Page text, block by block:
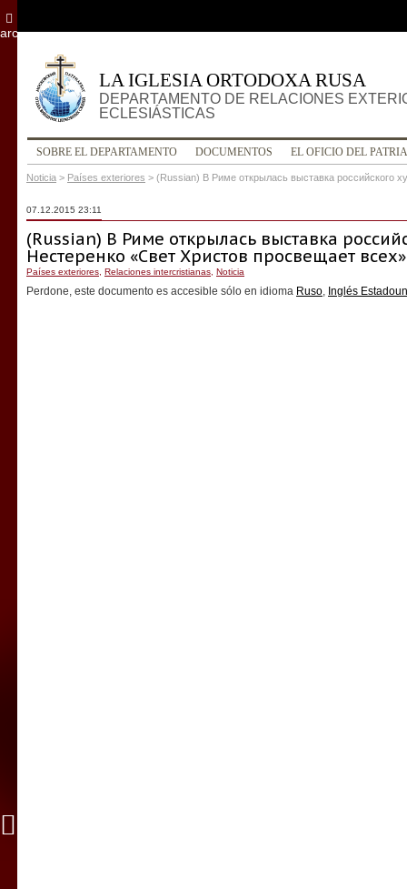
LA IGLESIA ORTODOXA RUSA
DEPARTAMENTO DE RELACIONES
ECLESIÁSTICAS
SOBRE EL DEPARTAMENTO DOCUMENTOS EL OFICIO DEL
Noticia > Países exteriores > (Russian) В Риме открылась выставка российского
07.12.2015 23:11
(Russian) В Риме открылась выставка
Нестеренко «Свет Христов просвещает всех»
Países exteriores Relaciones intercristianas Noticia
Perdone, este documento es accesible sólo en idioma Ruso, Inglés
archivo